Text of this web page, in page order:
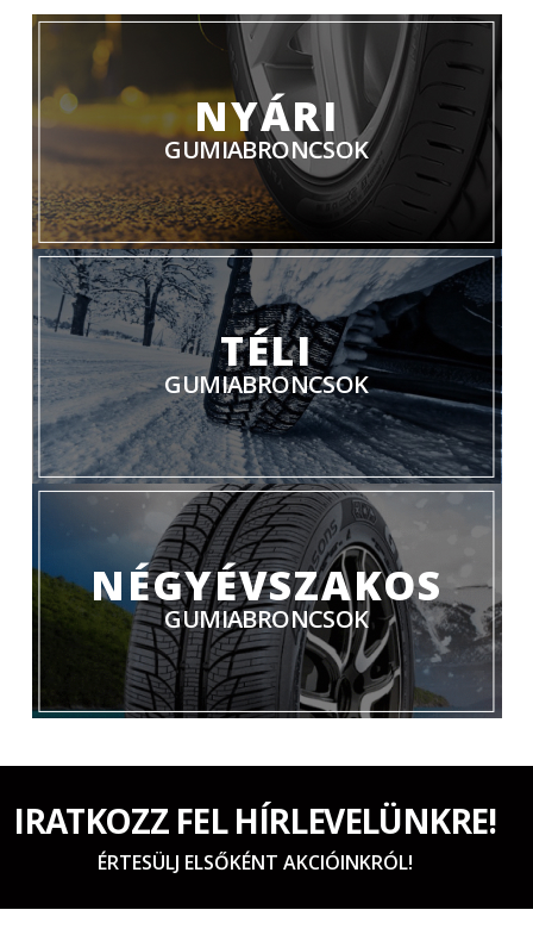
NYÁRI
GUMIABRONCSOK
TÉLI
GUMIABRONCSOK
NÉGYÉVSZAKOS
GUMIABRONCSOK
IRATKOZZ FEL HÍRLEVELÜNKRE!
ÉRTESÜLJ ELSŐKÉNT AKCIÓINKRÓL!